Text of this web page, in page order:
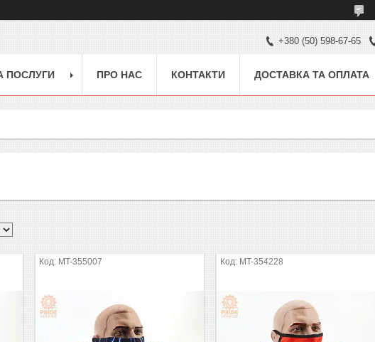
+380 (50) 598-67-65
ПОСЛУГИ ПРО НАС КОНТАКТИ ДОСТАВКА ТА ОПЛАТА
MT-355007 MT-354228